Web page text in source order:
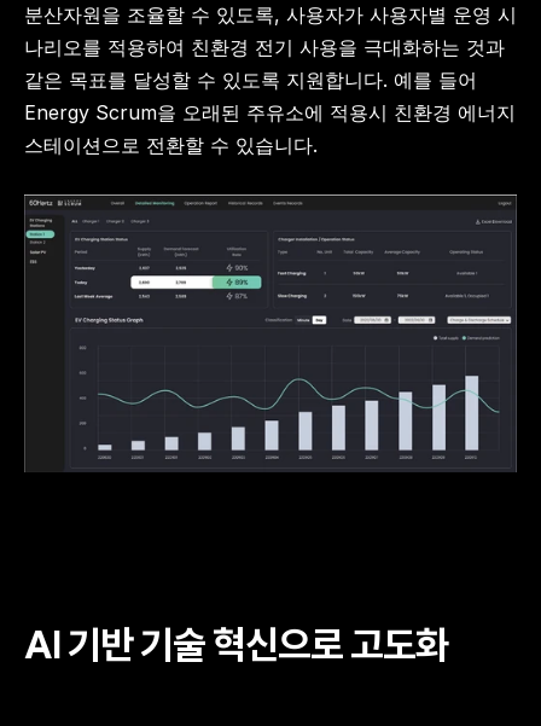
분산자원을 조율할 수 있도록, 사용자가 사용자별 운영 시
나리오를 적용하여 친환경 전기 사용을 극대화하는 것과
같은 목표를 달성할 수 있도록 지원합니다. 예를 들어
Energy Scrum을 오래된 주유소에 적용시 친환경 에너지
스테이션으로 전환할 수 있습니다.
AI 기반 기술 혁신으로 고도화